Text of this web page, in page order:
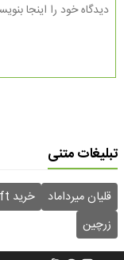
تبلیغات متنی
قلیان میرداماد خرید nft
زرچین